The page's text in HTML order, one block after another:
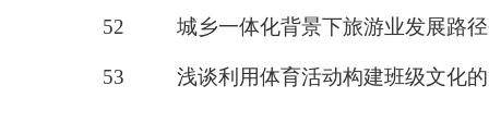
52 城乡一体化背景下旅游业发展路
53 浅谈利用体育活动构建班级文化